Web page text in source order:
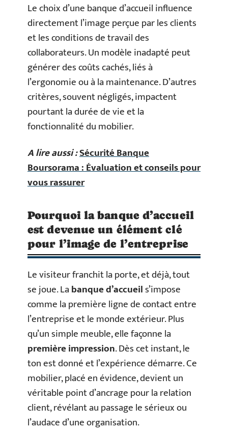
Le choix d’une banque d’accueil influence
directement l’image perçue par les clients
et les conditions de travail des
collaborateurs. Un modèle inadapté peut
générer des coûts cachés, liés à
l’ergonomie ou à la maintenance. D’autres
critères, souvent négligés, impactent
pourtant la durée de vie et la
fonctionnalité du mobilier.
A lire aussi :Sécurité Banque
Boursorama : Évaluation et conseils pour
vous rassurer
Pourquoi la banque d’accueil
est devenue un élément clé
pour l’image de l’entreprise
Le visiteur franchit la porte, et déjà, tout
se joue. Labanque d’accueils’impose
comme la première ligne de contact entre
l’entreprise et le monde extérieur. Plus
qu’un simple meuble, elle façonne la
première impression. Dès cet instant, le
ton est donné et l’expérience démarre. Ce
mobilier, placé en évidence, devient un
véritable point d’ancrage pour la relation
client, révélant au passage le sérieux ou
l’audace d’une organisation.